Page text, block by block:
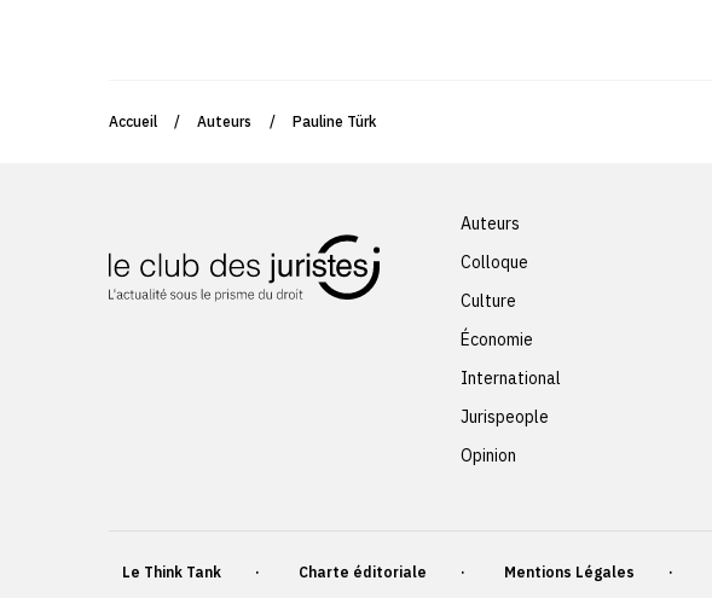
Accueil / Auteurs / Pauline Türk
Auteurs
Colloque
Culture
Économie
International
Jurispeople
Opinion
Le Think Tank Charte éditoriale Mentions Légales